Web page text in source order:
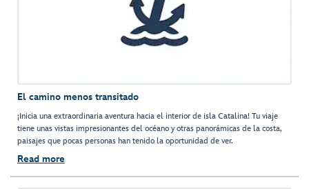
El camino menos transitado
¡Inicia una extraordinaria aventura hacia el interior de isla Catalina! Tu viaje
tiene unas vistas impresionantes del océano y otras panorámicas de la costa,
paisajes que pocas personas han tenido la oportunidad de ver.
Read more